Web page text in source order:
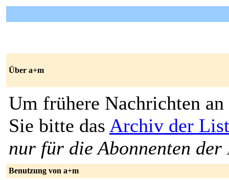
Über a+m
Um frühere Nachrichten an
Sie bitte das Archiv der
nur für die Abonnenten
Benutzung von a+m